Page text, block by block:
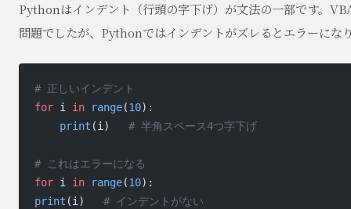
Pythonはインデント（行頭の字下げ）が文法の一部です。
問題でしたが、Pythonではインデントがズレるとエラーにな
# 正しいインデント
for i in range(10):
    print
(i) # 半角スペース4つ字下げ
# これはエラーになる
for i in range(10):
print (i) # インデントがない